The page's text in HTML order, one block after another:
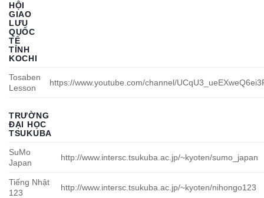
HỘI
GIAO
LƯU
QUỐC
TẾ
TỈNH
KOCHI
Tosaben
Lesson
https://www.youtube.com/channel/
TRƯỜNG
ĐẠI HỌC
TSUKUBA
SuMo
Japan
http://www.intersc.tsukuba.ac.jp/~kyoten/sumo_japan
Tiếng Nhật
123
http://www.intersc.tsukuba.ac.jp/~kyoten/nihongo123